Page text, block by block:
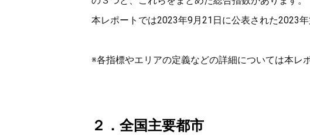
本レポートでは2023年9月21日に公表された2023
※各指標やエリアの定義などの詳細については本レ
２．全国主要都市